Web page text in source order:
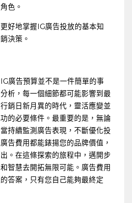
色。
好地掌握IG廣告投放的基本知
決策。
廣告預算並不是一件簡單的事
析，每一個細節都可能影響到最
銷日新月異的時代，靈活應變並
的必要條件。最重要的是，無論
持續監測廣告表現，不斷優化投
告費用都能錶揚您的品牌價值，
。在這條探索的旅程中，邁開步
智慧去開拓無限可能。廣告費用
答案，只有您自己能夠最終定